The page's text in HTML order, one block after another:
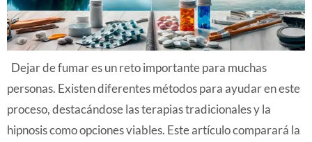
Dejar de fumar es un reto importante para muchas
personas. Existen diferentes métodos para ayudar en este
proceso, destacándose las terapias tradicionales y la
hipnosis como opciones viables. Este artículo comparará la